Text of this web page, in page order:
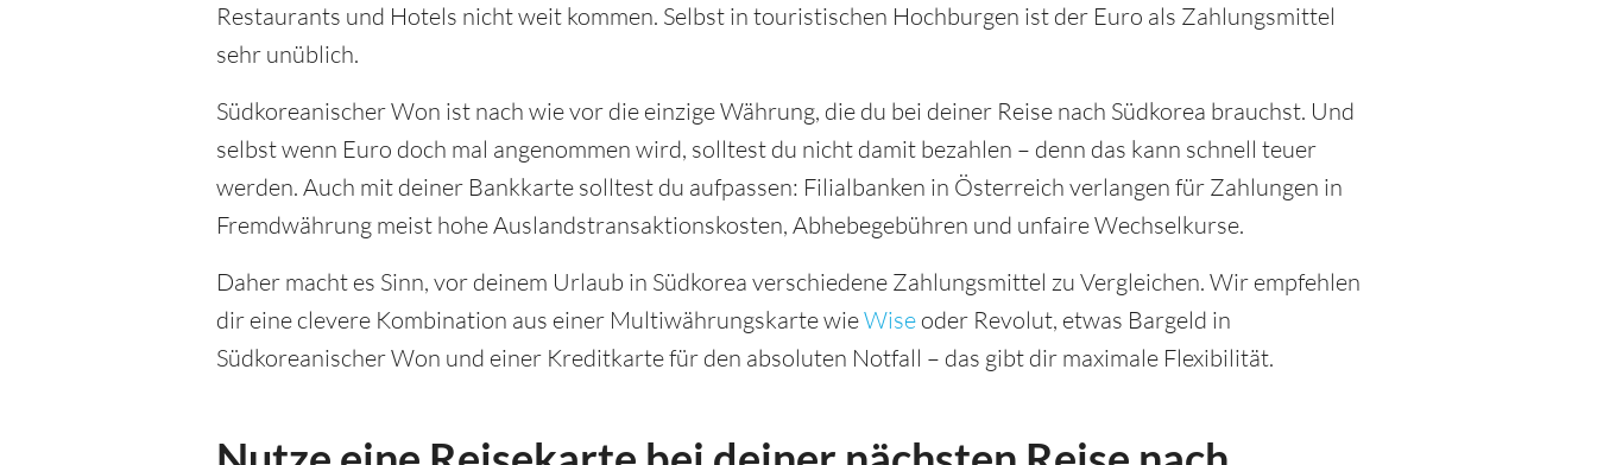
Restaurants und Hotels nicht weit kommen. Selbst in touristischen Hochburgen ist der Euro als Zahlungsmittel
sehr unüblich.
Südkoreanischer Won ist nach wie vor die einzige Währung, die du bei deiner Reise nach Südkorea brauchst. Und
selbst wenn Euro doch mal angenommen wird, solltest du nicht damit bezahlen – denn das kann schnell teuer
werden. Auch mit deiner Bankkarte solltest du aufpassen: Filialbanken in Österreich verlangen für Zahlungen in
Fremdwährung meist hohe Auslandstransaktionskosten, Abhebegebühren und unfaire Wechselkurse.
Daher macht es Sinn, vor deinem Urlaub in Südkorea verschiedene Zahlungsmittel zu Vergleichen. Wir empfehlen
dir eine clevere Kombination aus einer Multiwährungskarte wieWise oder Revolut, etwas Bargeld in
Südkoreanischer Won und einer Kreditkarte für den absoluten Notfall – das gibt dir maximale Flexibilität.